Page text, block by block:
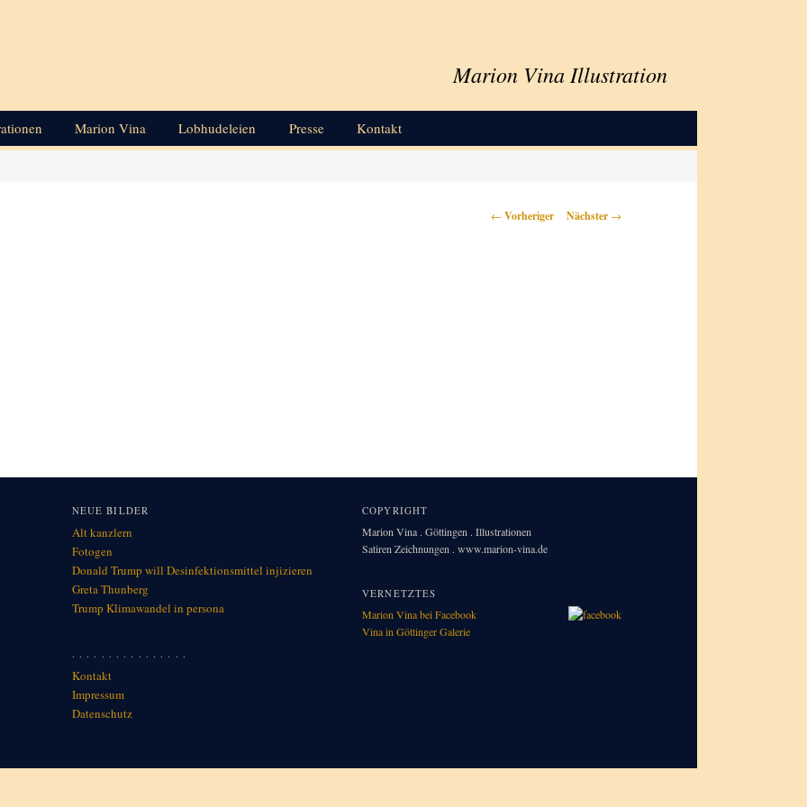
Marion Vina Illustration
Marion Vina Lobhudeleien Presse Kontakt
Beitragsnavigation
← Vorheriger Nächster →
NEUE BILDER
Alt kanzlern
Fotogen
Donald Trump will Desinfektionsmittel injizieren
Greta Thunberg
Trump Klimawandel in per­so­na
. . . . . . . . . . . . . . . .
Kontakt
Impressum
Datenschutz
COPYRIGHT
Marion Vina . Göttingen . Illustrationen
Satiren Zeichnungen . www.marion-vina.de
VERNETZTES
Marion Vina bei Facebook
Vina in Göttinger Galerie